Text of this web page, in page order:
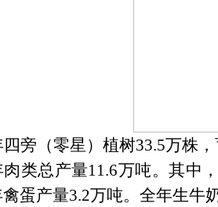
四旁（零星）植树33.5万株
肉类总产量11.6万吨。其中
蛋产量3.2万吨。全年生牛